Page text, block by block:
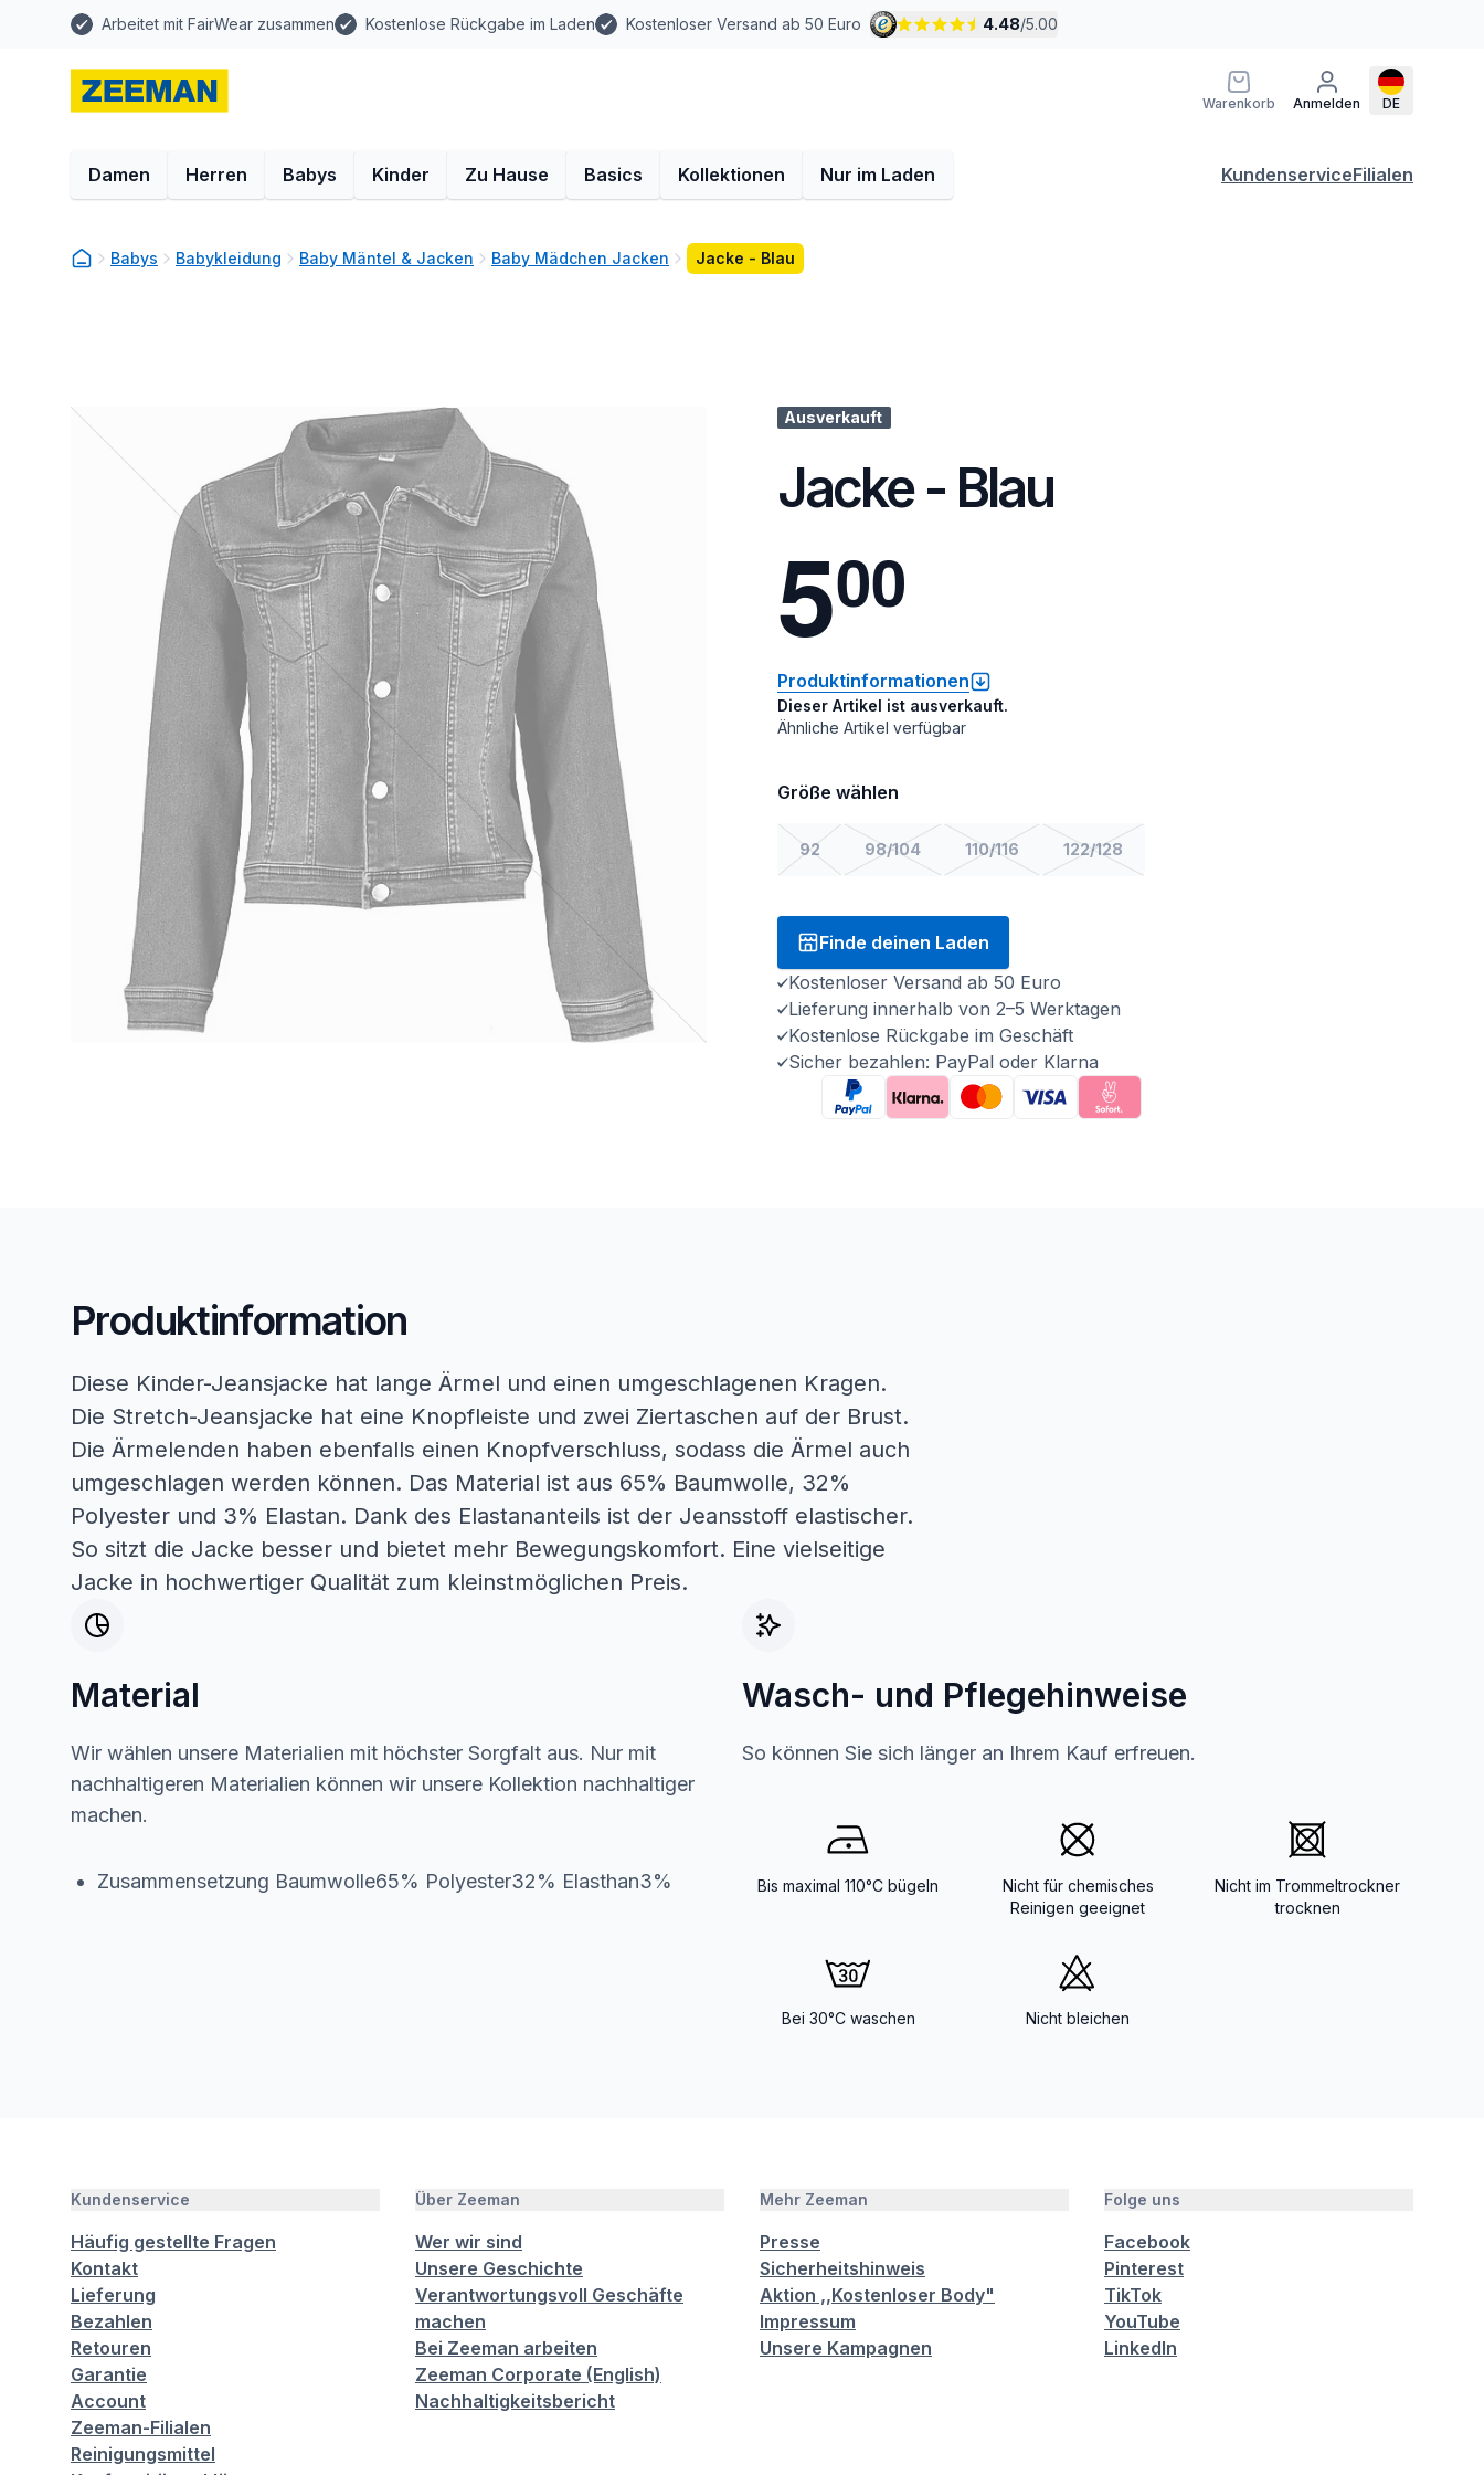
Arbeitet mit FairWear zusammen Kostenlose Rückgabe im Laden Kostenloser Versand ab 50 Euro 4.48/5.00
Warenkorb Anmelden DE
Damen Herren Babys Kinder Zu Hause Basics Kollektionen Nur im Laden KundenserviceFilialen
Babys Babykleidung Baby Mäntel & Jacken Baby Mädchen Jacken Jacke - Blau
Ausverkauft
Jacke - Blau
500
Produktinformationen
Dieser Artikel ist ausverkauft.
Ähnliche Artikel verfügbar
Größe wählen
92 98/104 110/116 122/128
Finde deinen Laden
Kostenloser Versand ab 50 Euro
Lieferung innerhalb von 2–5 Werktagen
Kostenlose Rückgabe im Geschäft
Sicher bezahlen: PayPal oder Klarna
Produktinformation
Diese Kinder-Jeansjacke hat lange Ärmel und einen umgeschlagenen Kragen.
Die Stretch-Jeansjacke hat eine Knopfleiste und zwei Ziertaschen auf der Brust.
Die Ärmelenden haben ebenfalls einen Knopfverschluss, sodass die Ärmel auch
umgeschlagen werden können. Das Material ist aus 65% Baumwolle, 32%
Polyester und 3% Elastan. Dank des Elastananteils ist der Jeansstoff elastischer.
So sitzt die Jacke besser und bietet mehr Bewegungskomfort. Eine vielseitige
Jacke in hochwertiger Qualität zum kleinstmöglichen Preis.
Material
Wir wählen unsere Materialien mit höchster Sorgfalt aus. Nur mit
nachhaltigeren Materialien können wir unsere Kollektion nachhaltiger
machen.
Zusammensetzung Baumwolle65% Polyester32% Elasthan3%
Wasch- und Pflegehinweise
So können Sie sich länger an Ihrem Kauf erfreuen.
Bis maximal 110°C bügeln
Nicht für chemisches
Reinigen geeignet
Nicht im Trommeltrockner
trocknen
Bei 30°C waschen Nicht bleichen
Kundenservice
Häufig gestellte Fragen
Kontakt
Lieferung
Bezahlen
Retouren
Garantie
Account
Zeeman-Filialen
Reinigungsmittel
Über Zeeman
Wer wir sind
Unsere Geschichte
Verantwortungsvoll Geschäfte
machen
Bei Zeeman arbeiten
Zeeman Corporate (English)
Nachhaltigkeitsbericht
Mehr Zeeman
Presse
Sicherheitshinweis
Aktion ,,Kostenloser Body"
Impressum
Unsere Kampagnen
Folge uns
Facebook
Pinterest
TikTok
YouTube
LinkedIn